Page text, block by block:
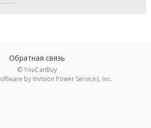
Обратная связь
© YouCanBuy
by Invision Power Services, Inc.